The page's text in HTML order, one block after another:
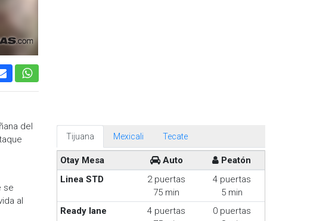
del
se
al
Tijuana Mexicali Tecate
Otay Mesa Auto
Peatón
Linea STD
2 puertas
75 min
4 puertas
5 min
Ready lane
4 puertas
0 puertas